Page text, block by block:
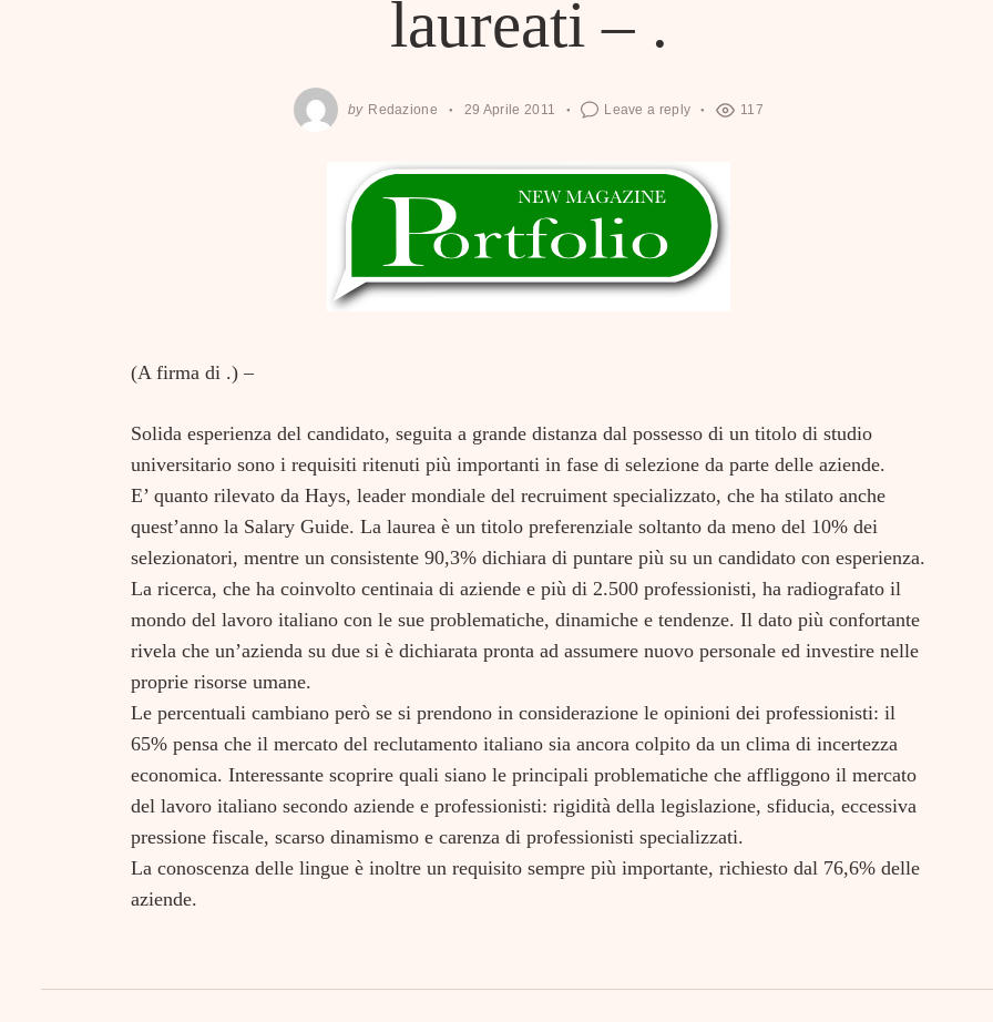
laureati – .
by Redazione 29 Aprile 2011 Leave a reply 117
(A firma di .) –
Solida esperienza del candidato, seguita a grande distanza dal possesso di un titolo di studio
universitario sono i requisiti ritenuti più importanti in fase di selezione da parte delle aziende.
E’ quanto rilevato da Hays, leader mondiale del recruiment specializzato, che ha stilato anche
quest’anno la Salary Guide. La laurea è un titolo preferenziale soltanto da meno del 10% dei
selezionatori, mentre un consistente 90,3% dichiara di puntare più su un candidato con esperienza.
La ricerca, che ha coinvolto centinaia di aziende e più di 2.500 professionisti, ha radiografato il
mondo del lavoro italiano con le sue problematiche, dinamiche e tendenze. Il dato più confortante
rivela che un’azienda su due si è dichiarata pronta ad assumere nuovo personale ed investire nelle
proprie risorse umane.
Le percentuali cambiano però se si prendono in considerazione le opinioni dei professionisti: il
65% pensa che il mercato del reclutamento italiano sia ancora colpito da un clima di incertezza
economica. Interessante scoprire quali siano le principali problematiche che affliggono il mercato
del lavoro italiano secondo aziende e professionisti: rigidità della legislazione, sfiducia, eccessiva
pressione fiscale, scarso dinamismo e carenza di professionisti specializzati.
La conoscenza delle lingue è inoltre un requisito sempre più importante, richiesto dal 76,6% delle
aziende.